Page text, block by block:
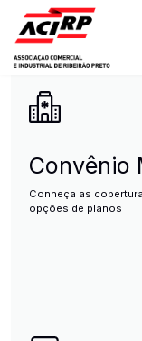
Pular para o
ACIRP -
Convênio
Conheça as
opções de planos